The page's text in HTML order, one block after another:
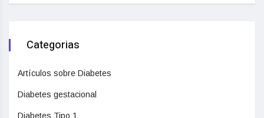
Categorias
Artículos sobre Diabetes
Diabetes gestacional
Diabetes Tipo 1